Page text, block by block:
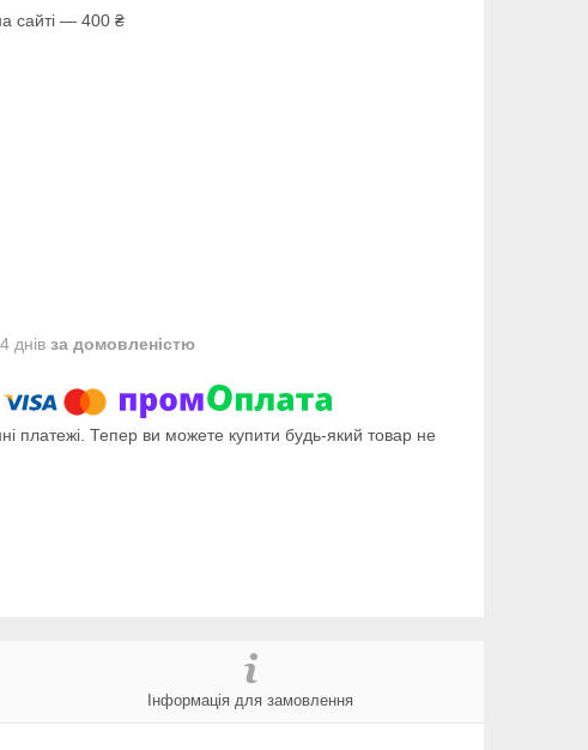
сайті — 400 ₴
днів за домовленістю
платежі. Тепер ви можете купити будь-який товар не
Інформація для замовлення